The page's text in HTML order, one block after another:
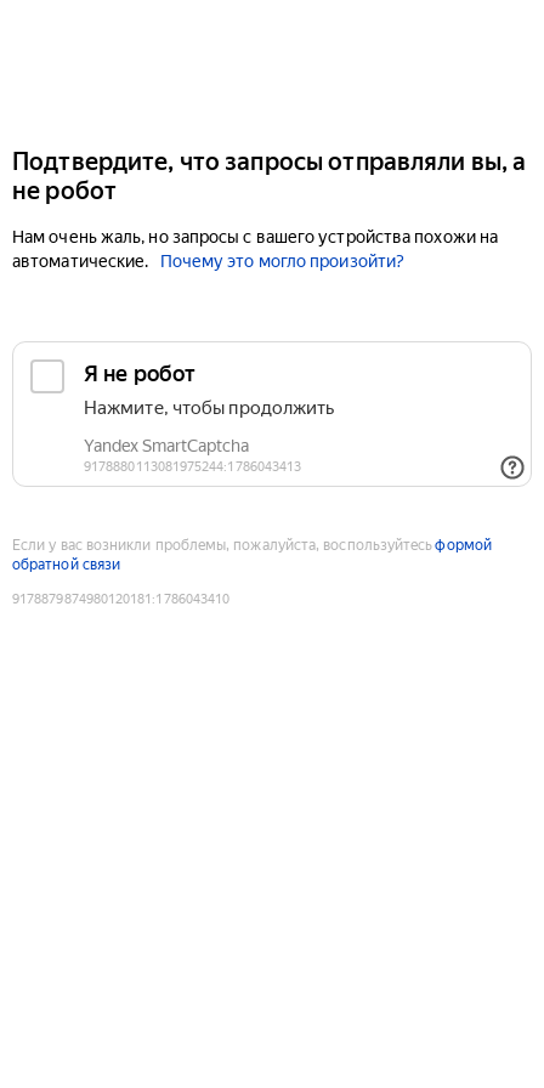
Подтвердите, что запросы отправляли вы, а
не робот
Нам очень жаль, но запросы с вашего устройства похожи на
автоматические.
Почему это могло произойти?
Если у вас возникли проблемы, пожалуйста, воспользуйтесьформой
обратной связи
9178879874980120181 :1786043410